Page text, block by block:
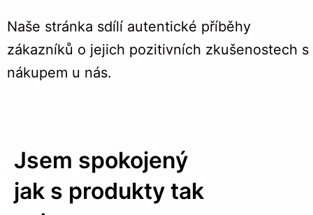
Naše stránka sdílí autentické příběhy
zákazníků o jejich pozitivních zkušenostech s
nákupem u nás.
Jsem spokojený
jak s produkty tak